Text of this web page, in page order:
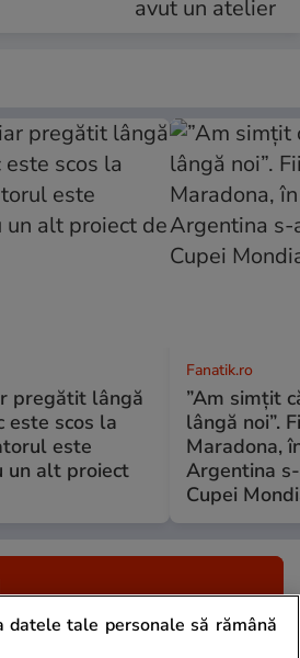
pregătit lângă
este scos la
este
un alt proiect
Fanatik.ro
”Am simțit
lângă noi”.
Maradona,
Argentina
Cupei
datele tale personale să rămână